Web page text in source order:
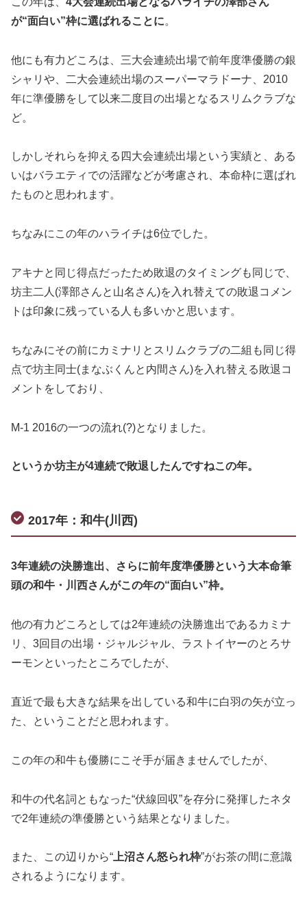
が“面白い”枠に選ばれることに。
他にも有力どころは、三大会連続出場で前年度準優勝の銀
シャリや、二大会連続出場のスーパーマラドーナ、2010
年に準優勝をして以来二度目の出場となるスリムクラブな
ど。
しかしそれらを抑える四大会連続出場という実績と、ある
いはバラエティでの活躍などが考慮され、本命枠に選ばれ
たものと思われます。
ちなみにこの年のハライチは6位でした。
アキナと同じ得点だったため敗退のタイミングも同じで、
坊主二人(澤部さんと山名さん)を入れ替えての敗退コメン
トは印象に残っている人も多いかと思います。
ちなみにその前にカミナリとスリムクラブの二組も同じ得
点で坊主同士(まなぶくんと内間さん)を入れ替える敗退コ
メントをしており、
M-1 2016の一つの流れ(?)となりました。
というか坊主が4連続で敗退したんですねこの年。
2017年：和牛(川西)
3年連続の決勝進出、さらに前年度準優勝という大本命筆
頭の和牛・川西さんがこの年の“面白い”枠。
他の有力どころとしては2年連続の決勝進出であるカミナ
リ、3回目の出場・ジャルジャル、ラストイヤーのとろサ
ーモンといったところでしたが、
直近で最も大きな結果を出している和牛に白羽の矢が立っ
た、ということだと思われます。
この年の和牛も優勝にこそ手が届きませんでしたが、
和牛の代名詞ともなった“伏線回収”を存分に発揮したネタ
で2年連続の準優勝という結果となりました。
また、この辺りから“ 上沼さん怒られ枠”がお茶の間に意識
されるようになります。